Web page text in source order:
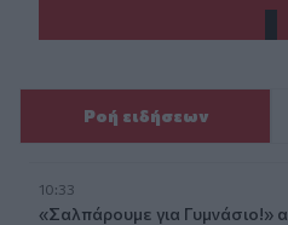
Ροή ειδήσεων
10:33
«Σαλπάρουμε για Γυμνάσιο!»